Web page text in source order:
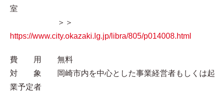
室
＞＞
https://www.city.okazaki.lg.jp/libra/805/p014008.html
費 用 無料
対 象 岡崎市内を中心とした事業経営者もしくは起
業予定者